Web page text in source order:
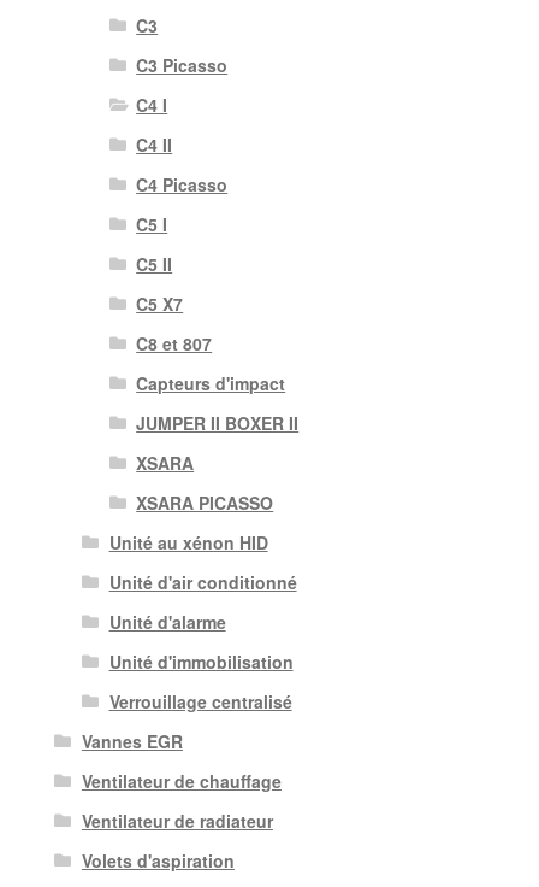
C3
C3 Picasso
C4 I
C4 II
C4 Picasso
C5 I
C5 II
C5 X7
C8 et 807
Capteurs d'impact
JUMPER II BOXER II
XSARA
XSARA PICASSO
Unité au xénon HID
Unité d'air conditionné
Unité d'alarme
Unité d'immobilisation
Verrouillage centralisé
Vannes EGR
Ventilateur de chauffage
Ventilateur de radiateur
Volets d'aspiration